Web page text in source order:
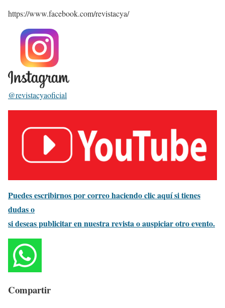
https://www.facebook.com/revistacya/
@revistacyaoficial
Puedes escribirnos por correo haciendo clic aquí si tienes
dudas o
si deseas publicitar en nuestra revista o auspiciar otro evento.
Compartir